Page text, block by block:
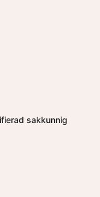
sakkunnig